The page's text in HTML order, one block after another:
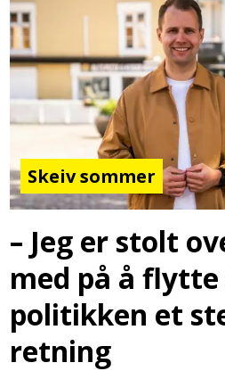
Skeiv sommer
– Jeg er stolt
med på å flytte
politikken et
retning